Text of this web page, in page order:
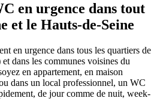
en urgence dans tout
et le Hauts-de-Seine
en urgence dans tous les quartiers de
dans les communes voisines du
en appartement, en maison
dans un local professionnel, un WC
de jour comme de nuit, week-